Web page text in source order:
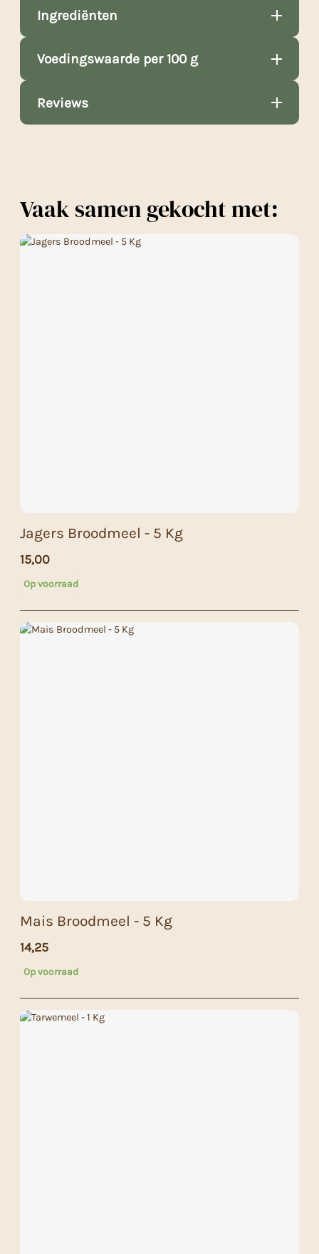
Ingrediënten
Voedingswaarde per 100 g
Reviews
Vaak samen gekocht met:
Jagers Broodmeel - 5 Kg
15,00
Op voorraad
Mais Broodmeel - 5 Kg
14,25
Op voorraad